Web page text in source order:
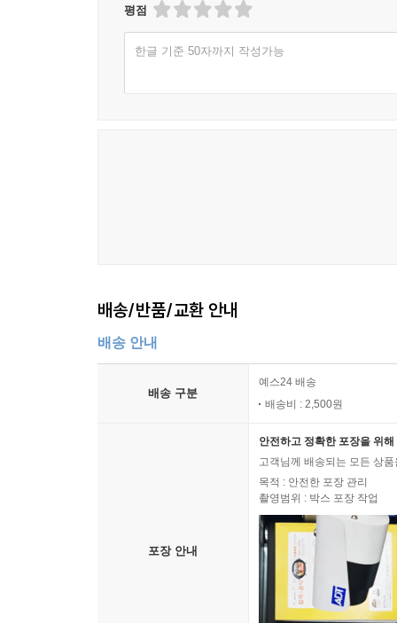
평점
한글 기준 50자까지 작성가능
배송/반품/교환 안내
배송 안내
배송 구분
예스24 배송
배송비 : 2,500원
포장 안내
안전하고 정확한 포장을 위
고객님께 배송되는 모든 상
목적 : 안전한 포장 관리
촬영범위 : 박스 포장 작업